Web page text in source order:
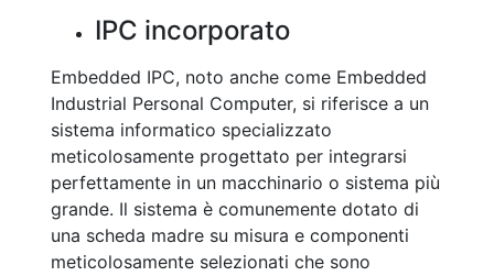
IPC incorporato
Embedded IPC, noto anche come Embedded
Industrial Personal Computer, si riferisce a un
sistema informatico specializzato
meticolosamente progettato per integrarsi
perfettamente in un macchinario o sistema più
grande. Il sistema è comunemente dotato di
una scheda madre su misura e componenti
meticolosamente selezionati che sono